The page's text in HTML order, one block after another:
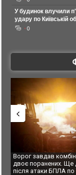
У будинок влучили
удару по Київській
0
по Сумах,
ФОТО
За 2000
склад